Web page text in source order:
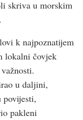
skriva u morskim
k najpoznatijem
lokalni čovjek
u daljini,
povijesti,
pakleni